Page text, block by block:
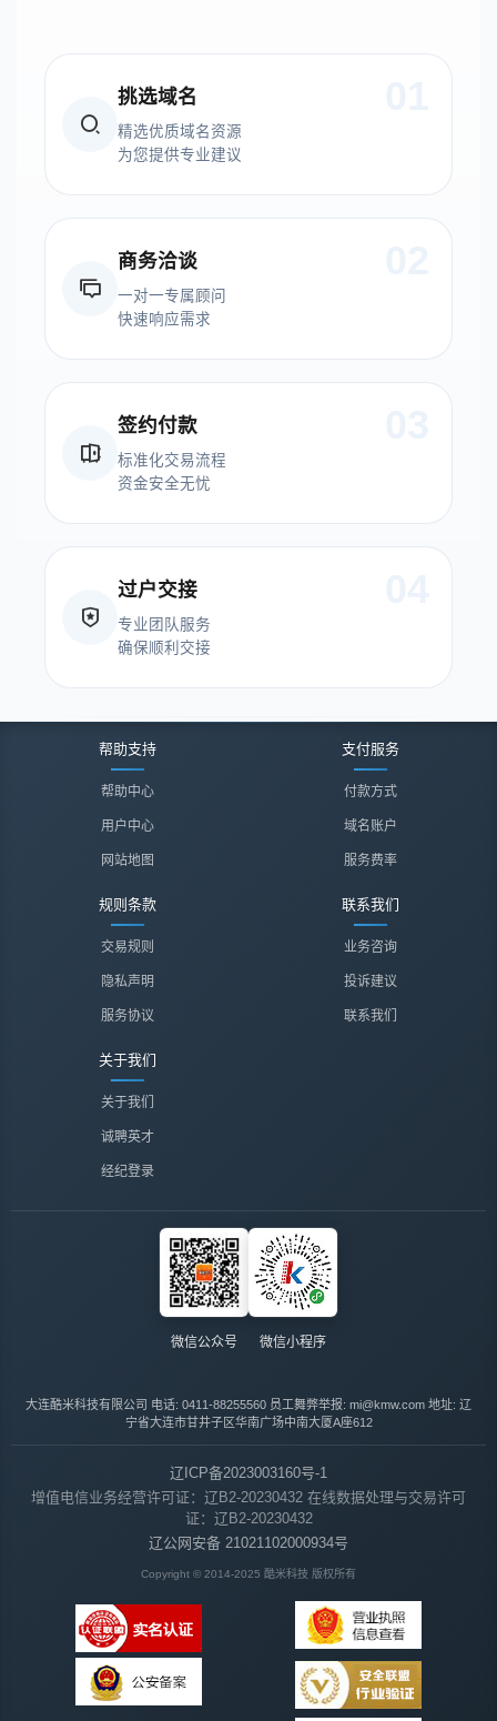
挑选域名
精选优质域名资源
为您提供专业建议
商务洽谈
一对一专属顾问
快速响应需求
签约付款
标准化交易流程
资金安全无忧
过户交接
专业团队服务
确保顺利交接
帮助支持
帮助中心
用户中心
网站地图
支付服务
付款方式
域名账户
服务费率
规则条款
交易规则
隐私声明
服务协议
联系我们
业务咨询
投诉建议
联系我们
关于我们
关于我们
诚聘英才
经纪登录
微信公众号 微信小程序
大连酷米科技有限公司 电话: 0411-88255560 员工舞弊举报: mi@kmw.com 地址: 辽
宁省大连市甘井子区华南广场中南大厦A座612
辽ICP备2023003160号-1
增值电信业务经营许可证：辽B2-20230432 在线数据处理与交易许可
证：辽B2-20230432
辽公网安备 21021102000934号
Copyright © 2014-2025 酷米科技 版权所有